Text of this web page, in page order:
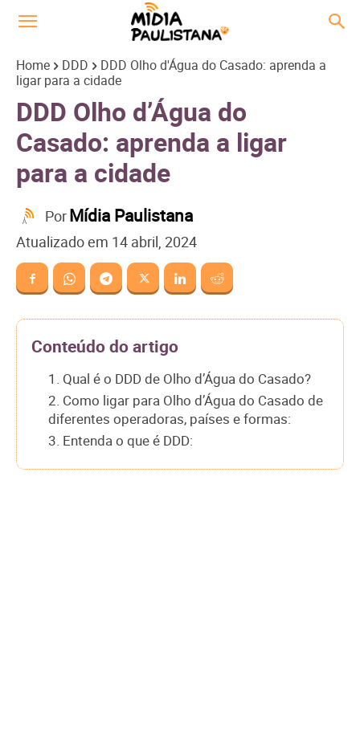
Home DDD
DDD Olho d'Água do Casado: aprenda a
ligar para a cidade
DDD Olho d’Água do
Casado: aprenda a ligar
para a cidade
PorMídia Paulistana
Atualizado em 14 abril, 2024
Conteúdo do artigo
1. Qual é o DDD de Olho d’Água do Casado?
2. Como ligar para Olho d’Água do Casado de
diferentes operadoras, países e formas:
3. Entenda o que é DDD: